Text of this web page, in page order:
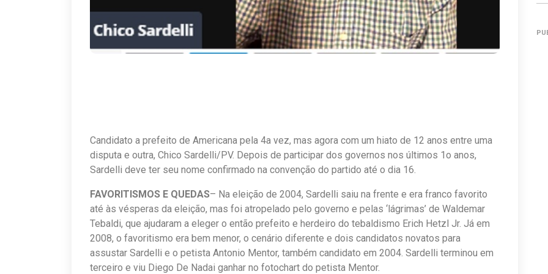
Candidato a prefeito de Americana pela 4a vez, mas agora com um hiato de 12 anos entre uma
disputa e outra, Chico Sardelli/PV. Depois de participar dos governos nos últimos 1o anos,
Sardelli deve ter seu nome confirmado na convenção do partido até o dia 16.
FAVORITISMOS E QUEDAS– Na eleição de 2004, Sardelli saiu na frente e era franco favorito
até às vésperas da eleição, mas foi atropelado pelo governo e pelas ‘lágrimas’ de Waldemar
Tebaldi, que ajudaram a eleger o então prefeito e herdeiro do tebaldismo Erich Hetzl Jr. Já em
2008, o favoritismo era bem menor, o cenário diferente e dois candidatos novatos para
assustar Sardelli e o petista Antonio Mentor, também candidato em 2004. Sardelli terminou em
terceiro e viu Diego De Nadai ganhar no fotochart do petista Mentor.